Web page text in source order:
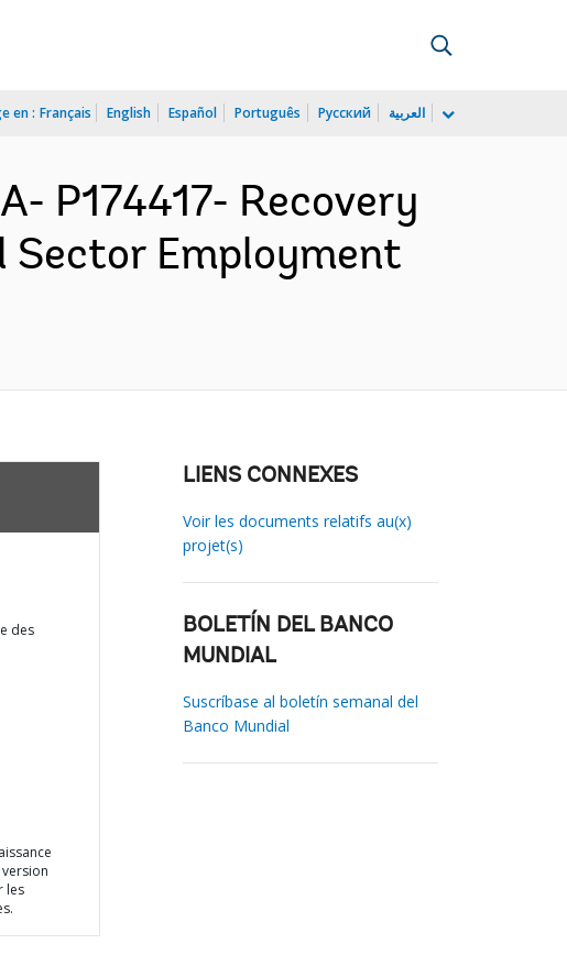
en : Français English Español Português Русский العربية
P174417- Recovery
Employment
des
les
LIENS CONNEXES
Voir les documents relatifs au(x)
projet(s)
BOLETÍN DEL BANCO
MUNDIAL
Suscríbase al boletín semanal del
Banco Mundial